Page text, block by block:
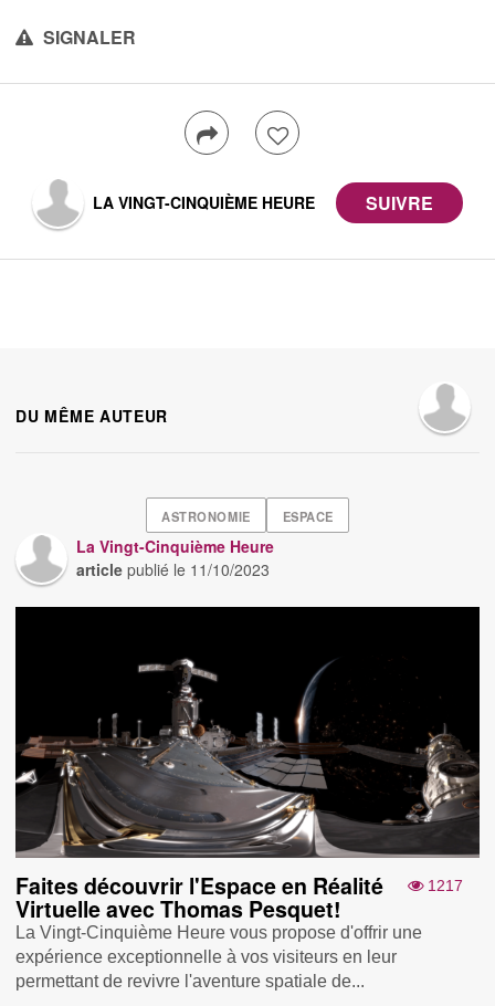
SIGNALER
LA VINGT-CINQUIÈME HEURE
DU MÊME AUTEUR
ASTRONOMIE ESPACE
La Vingt-Cinquième Heure
article publié le 11/10/2023
1217
Faites découvrir l'Espace en Réalité
Virtuelle avec Thomas Pesquet!
La Vingt-Cinquième Heure vous propose d'offrir une
expérience exceptionnelle à vos visiteurs en leur
permettant de revivre l'aventure spatiale de...